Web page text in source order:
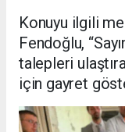
Konuyu ilgili
Fendoğlu,
talepleri
için gayret